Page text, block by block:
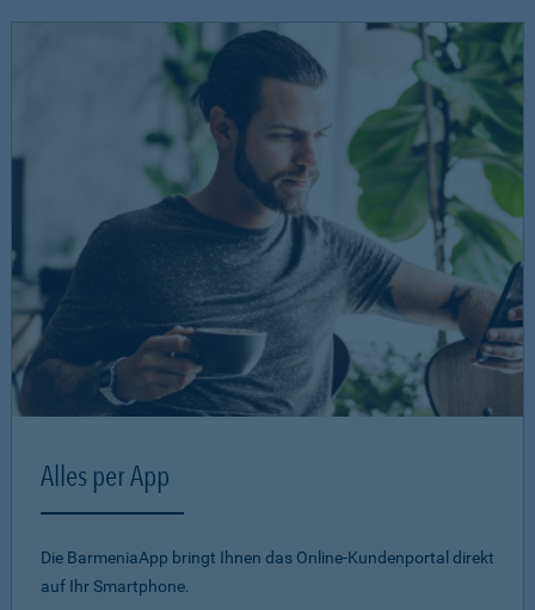
Alles per App
Die BarmeniaApp bringt Ihnen das Online-Kundenportal direkt
auf Ihr Smartphone.